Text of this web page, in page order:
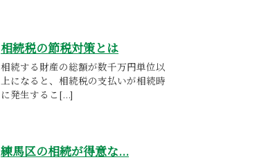
相続税の節税対策とは
相続する財産の総額が数千万円単位以
上になると、相続税の支払いが相続時
に発生するこ[...]
練馬区の相続が得意な...